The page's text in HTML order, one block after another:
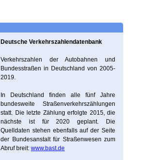
Deutsche Verkehrszahlendatenbank
Verkehrszahlen der Autobahnen und
Bundesstraßen in Deutschland von 2005-
2019.
In Deutschland finden alle fünf Jahre
bundesweite Straßenverkehrszählungen
statt. Die letzte Zählung erfolgte 2015, die
nächste ist für 2020 geplant. Die
Quelldaten stehen ebenfalls auf der Seite
der Bundesanstalt für Straßenwesen zum
Abruf breit: www.bast.de